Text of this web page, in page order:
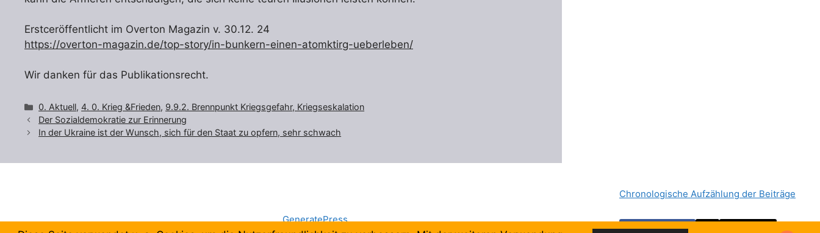
Erstceröffentlicht im Overton Magazin v. 30.12. 24
https://overton-magazin.de/top-story/in-bunkern-einen-atomktirg-ueberleben/
Wir danken für das Publikationsrecht.
Kategorien
0. Aktuell,4. 0. Krieg &Frieden, 9.9.2. Brennpunkt Kriegsgefahr, Kriegseskalation
Der Sozialdemokratie zur Erinnerung
In der Ukraine ist der Wunsch, sich für den Staat zu opfern, sehr schwach
Chronologische Aufzählung der Beiträge
© 2026 Forum Gewerkschaftliche Linke Berlin• Erstellt mitGeneratePress